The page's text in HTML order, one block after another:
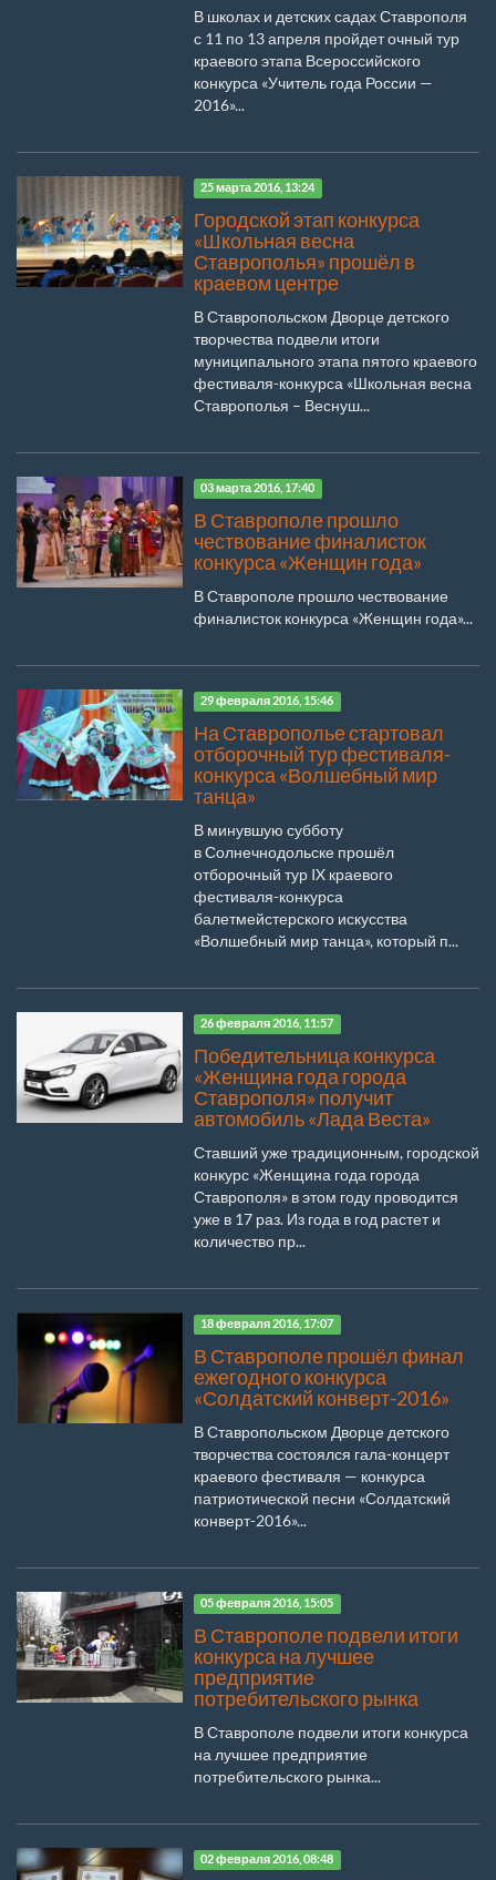
В школах и детских садах Ставрополя
с 11 по 13 апреля пройдет очный тур
краевого этапа Всероссийского
конкурса «Учитель года России —
2016»...
25 марта 2016, 13:24
Городской этап конкурса
«Школьная весна
Ставрополья» прошёл в
краевом центре
В Ставропольском Дворце детского
творчества подвели итоги
муниципального этапа пятого краевого
фестиваля-конкурса «Школьная весна
Ставрополья – Веснуш...
03 марта 2016, 17:40
В Ставрополе прошло
чествование финалисток
конкурса «Женщин года»
В Ставрополе прошло чествование
финалисток конкурса «Женщин года»...
29 февраля 2016, 15:46
На Ставрополье стартовал
отборочный тур фестиваля-
конкурса «Волшебный мир
танца»
В минувшую субботу
в Солнечнодольске прошёл
отборочный тур IX краевого
фестиваля-конкурса
балетмейстерского искусства
«Волшебный мир танца», который п...
26 февраля 2016, 11:57
Победительница конкурса
«Женщина года города
Ставрополя» получит
автомобиль «Лада Веста»
Ставший уже традиционным, городской
конкурс «Женщина года города
Ставрополя» в этом году проводится
уже в 17 раз. Из года в год растет и
количество пр...
18 февраля 2016, 17:07
В Ставрополе прошёл финал
ежегодного конкурса
«Солдатский конверт-2016»
В Ставропольском Дворце детского
творчества состоялся гала-концерт
краевого фестиваля — конкурса
патриотической песни «Солдатский
конверт-2016»...
05 февраля 2016, 15:05
В Ставрополе подвели итоги
конкурса на лучшее
предприятие
потребительского рынка
В Ставрополе подвели итоги конкурса
на лучшее предприятие
потребительского рынка...
02 февраля 2016, 08:48